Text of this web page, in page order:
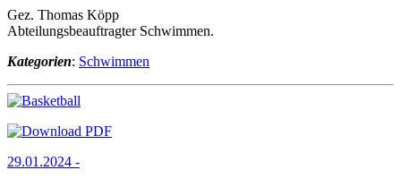
Gez. Thomas Köpp
Abteilungsbeauftragter Schwimmen.
Kategorien: Schwimmen
29.01.2024 -